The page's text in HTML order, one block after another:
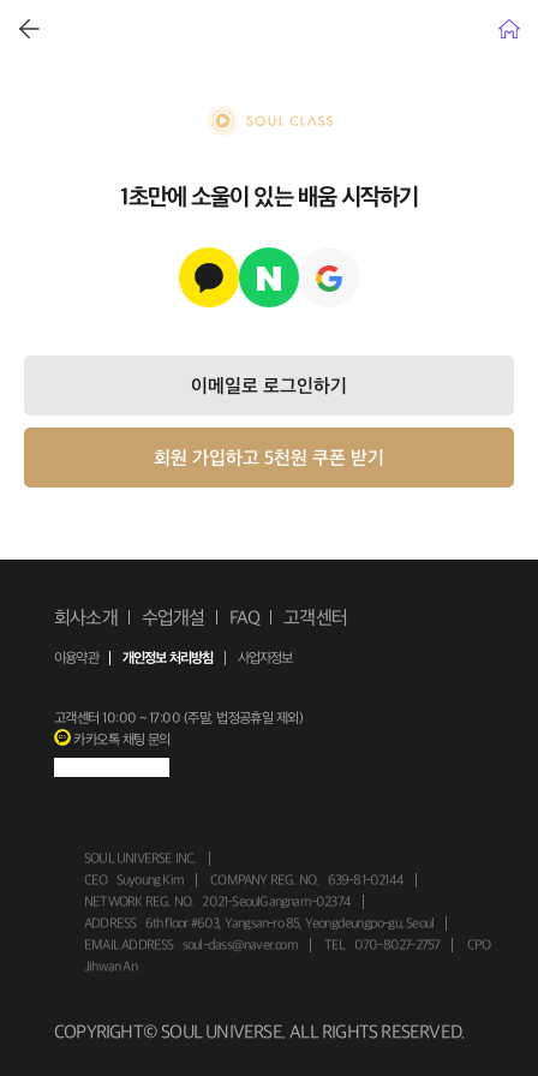
뒤로가기 홈
soul class
1초만에 소울이 있는 배움 시작하기
이메일로 로그인하기
회원 가입하고 5천원 쿠폰 받기
회사소개 수업개설 FAQ 고객센터
이용약관 개인정보 처리방침 사업자정보
고객센터10:00 ~ 17:00 (주말, 법정공휴일 제외)
카카오톡 채팅 문의
SOUL UNIVERSE INC.
CEO
Suyoung Kim COMPANY REG. NO.
639-81-02144
NETWORK REG. NO.
2021-SeoulGangnam-02374
ADDRESS
6th floor #603, Yangsan-ro 85, Yeongdeungpo-gu, Seoul
EMAIL ADDRESS
soul-class@naver.com TEL 070-8027-2757
CPO
Jihwan An
COPYRIGHT© SOUL UNIVERSE. ALL RIGHTS RESERVED.